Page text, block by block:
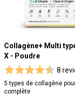
Collagène+ Multi
X - Poudre
8
5 types de collagène
complète